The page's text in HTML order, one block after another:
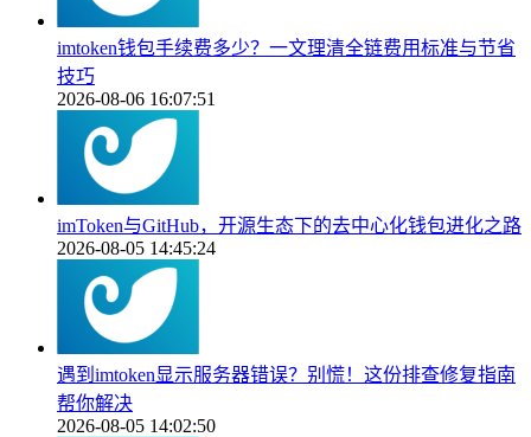
imtoken钱包手续费多少？一文理清全链费用标准与节省
技巧
2026-08-06 16:07:51
imToken与GitHub，开源生态下的去中心化钱包进化之路
2026-08-05 14:45:24
遇到imtoken显示服务器错误？别慌！这份排查修复指南
帮你解决
2026-08-05 14:02:50